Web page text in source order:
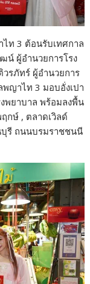
ท 3 ต้อนรับเทศกาล
น์ ผู้อำนวยการโรง
รภัทร์ ผู้อำนวยการ
ญาไท 3 มอบอั่งเปา
พยาบาล พร้อมลงพื้น
กษ์ , ตลาดเวิลด์
รี ถนนบรมราชชนนี